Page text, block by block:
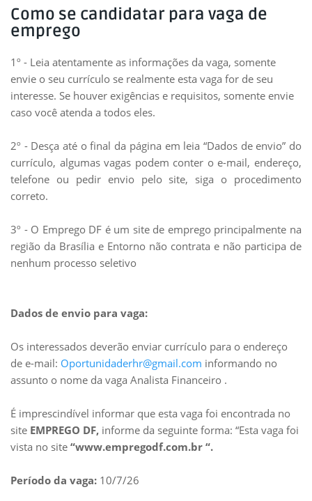
Como se candidatar para vaga de
emprego
1º - Leia atentamente as informações da vaga, somente
envie o seu currículo se realmente esta vaga for de seu
interesse. Se houver exigências e requisitos, somente envie
caso você atenda a todos eles.
2º - Desça até o final da página em leia “Dados de envio” do
currículo, algumas vagas podem conter o e-mail, endereço,
telefone ou pedir envio pelo site, siga o procedimento
correto.
3º - O Emprego DF é um site de emprego principalmente na
região da Brasília e Entorno não contrata e não participa de
nenhum processo seletivo
Dados de envio para vaga:
Os interessados deverão enviar currículo para o endereço
de e-mail: Oportunidaderhr@gmail.com informando no
assunto o nome da vaga Analista Financeiro .
É imprescindível informar que esta vaga foi encontrada no
site EMPREGO DF, informe da seguinte forma: “Esta vaga foi
vista no site “www.empregodf.com.br “.
Período da vaga: 10/7/26